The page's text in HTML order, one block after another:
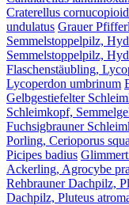
Craterellus
undulatus Grauer
Semmelstoppelpilz,
Semmelstoppelpilz,
Flaschenstäubling,
Lycoperdon umbrinum
Gelbgestiefelter
Schleimkopf,
Fuchsigbrauner
Porling, Cerioporus
Picipes badius
Ackerling, Agrocybe
Rehbrauner Dachpilz,
Dachpilz, Pluteus